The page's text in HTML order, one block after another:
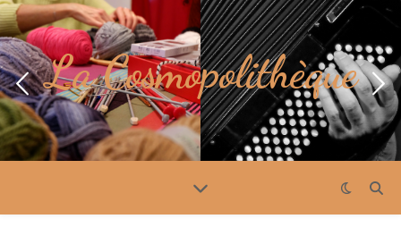
La Cosmopolithèque